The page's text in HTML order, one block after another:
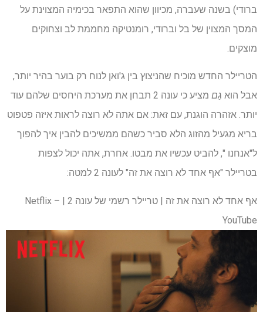
ברודי) בשנה שעברה, מכיוון שהוא התפאר בכימיה המצוינת על
המסך המצוין של בל וברודי, רומנטיקה מחממת לב וצחוקים
מוצקים.
הטריילר החדש מוכיח שהניצוץ בין ג'ואן לנוח רק בוער בהיר יותר,
אבל הוא גַם
מציע כי עונה 2 תבחן את מערכת היחסים שלהם עוד
יותר. אזהרה הוגנת, עם זאת: אם אתה לא רוצה לראות איזה פטפוט
בריא מגעיל מהזוג הלא סביר כשהם ממשיכים להבין איך להפוך
ל"אנחנו ", להביט עכשיו את מבטו. אחרת, אתה יכול לצפות
בטריילר "אף אחד לא רוצה את זה" לעונה 2 למטה:
אף אחד לא רוצה את זה | טריילר רשמי של עונה 2 | Netflix –
YouTube